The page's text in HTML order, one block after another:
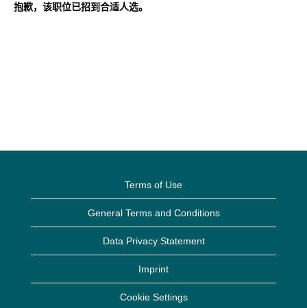
抱歉，该职位已招到合适人选。
Terms of Use
General Terms and Conditions
Data Privacy Statement
Imprint
Cookie Settings